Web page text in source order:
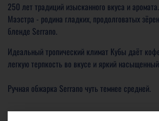
250 лет традиций изысканного вкуса и
Маэстра - родина гладких, продолговатых
бленде Serrano.
Идеальный тропический климат Кубы даёт
легкую терпкость во вкусе и яркий
Ручная обжарка Serrano чуть темнее средней.